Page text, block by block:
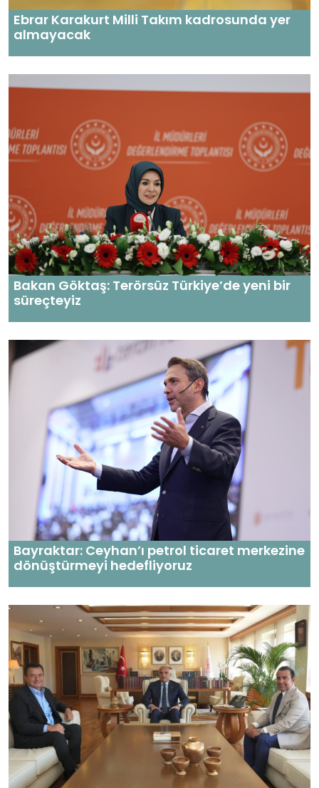
Ebrar Karakurt Milli Takım kadrosunda yer
almayacak
Bakan Göktaş: Terörsüz Türkiye’de yeni bir
süreçteyiz
Bayraktar: Ceyhan’ı petrol ticaret merkezine
dönüştürmeyi hedefliyoruz